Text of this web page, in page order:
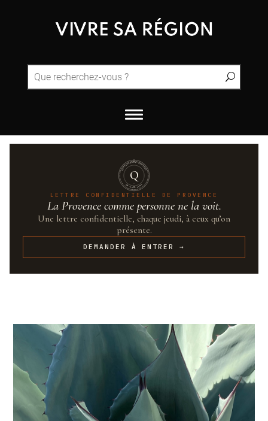
QUINTESSENCE·PROVENCE
UN·SUR·CENT
Q
LETTRE CONFIDENTIELLE DE PROVENCE
La Provence comme personne ne la voit.
Une lettre confidentielle, chaque jeudi, à ceux qu’on
présente.
DEMANDER À ENTRER →